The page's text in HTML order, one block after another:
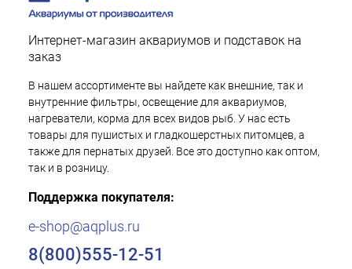
Интернет-магазин аквариумов и подставок на
заказ
В нашем ассортименте вы найдете как внешние, так и
внутренние фильтры, освещение для аквариумов,
нагреватели, корма для всех видов рыб. У нас есть
товары для пушистых и гладкошерстных питомцев, а
также для пернатых друзей. Все это доступно как оптом,
так и в розницу.
Поддержка покупателя:
e-shop@aqplus.ru
8(800)555-12-51